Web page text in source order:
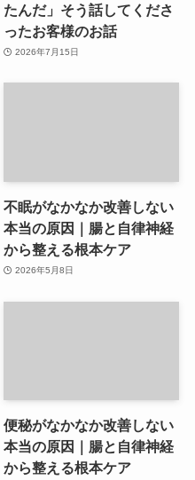
たんだ」そう話してくださ
ったお客様のお話
2026年7月15日
不眠がなかなか改善しない
本当の原因｜腸と自律神経
から整える根本ケア
2026年5月8日
便秘がなかなか改善しない
本当の原因｜腸と自律神経
から整える根本ケア